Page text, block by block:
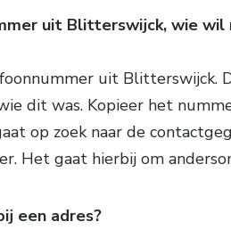
uit Blitterswijck, wie wil
uit Blitterswijck.
dit was. Kopieer het
op zoek naar de
Het gaat hierbij om
een adres?